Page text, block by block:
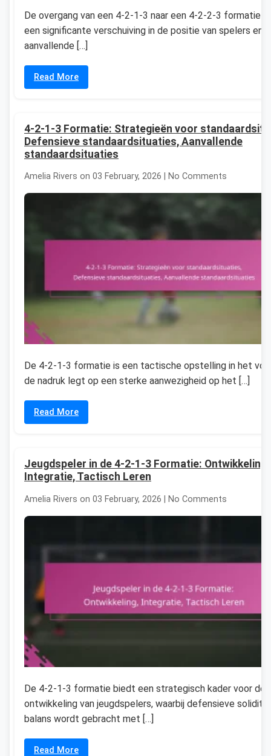
De overgang van een 4-2-1-3 naar een 4-2-2-3 formatie
een significante verschuiving in de positie van spelers en
aanvallende […]
Read More
4-2-1-3 Formatie: Strategieën voor
Defensieve standaardsituaties, Aanvallende
standaardsituaties
Amelia Rivers on 03 February, 2026 | No Comments
De 4-2-1-3 formatie is een tactische opstelling in het
de nadruk legt op een sterke aanwezigheid op het […]
Read More
Jeugdspeler in de 4-2-1-3 Formatie: Ontwikkeling,
Integratie, Tactisch Leren
Amelia Rivers on 03 February, 2026 | No Comments
De 4-2-1-3 formatie biedt een strategisch kader voor de
ontwikkeling van jeugdspelers, waarbij defensieve
balans wordt gebracht met […]
Read More